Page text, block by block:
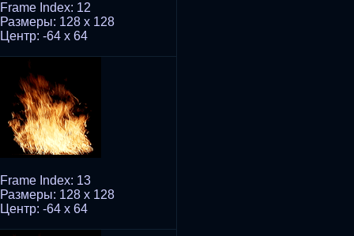
Frame Index: 12
Размеры: 128 x 128
Центр: -64 x 64
Frame Index: 13
Размеры: 128 x 128
Центр: -64 x 64